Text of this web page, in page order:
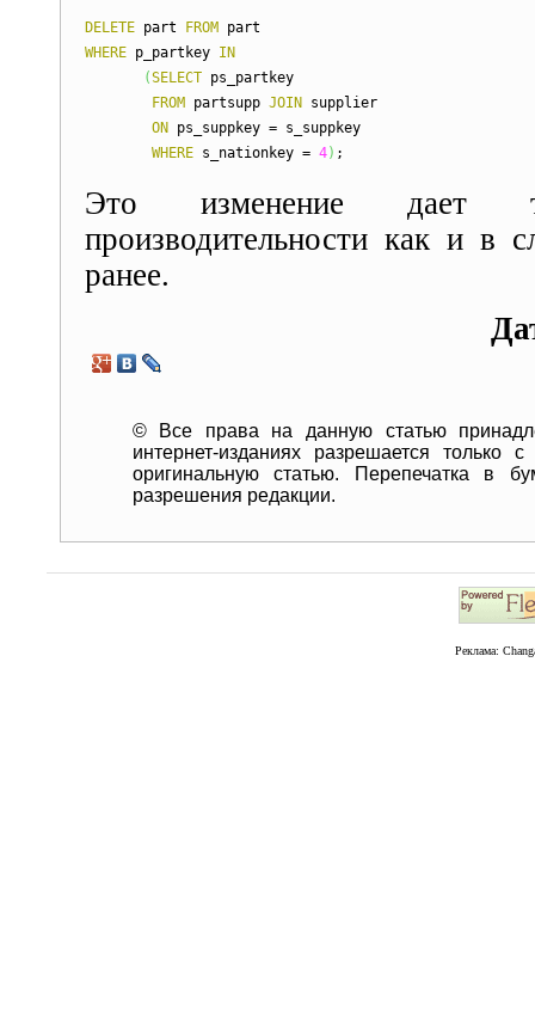
DELETEpart FROM part
WHEREp_partkey IN
(SELECTps_partkey
FROM partsupp JOIN supplier
ON ps_suppkey = s_suppkey
WHEREs_nationkey = 4) ;
Это изменение дает
производительности как и в
ранее.
© Все права на данную статью
интернет-изданиях разрешается
оригинальную статью. Перепечатка в
разрешения редакции.
Реклама: